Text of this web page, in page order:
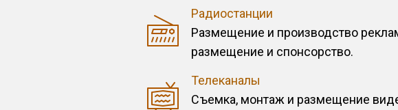
Радиостанции
Размещение и производство
размещение и спонсорство.
Телеканалы
Съемка, монтаж и размещение